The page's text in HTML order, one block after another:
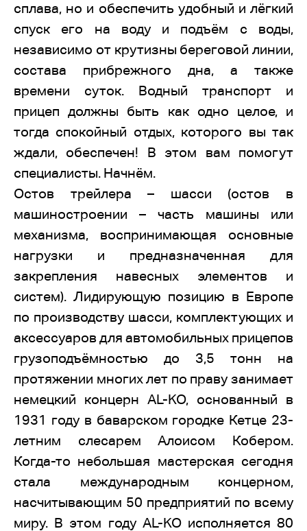
сплава, но и обеспечить удобный и лёгкий
спуск его на воду и подъём с воды,
независимо от крутизны береговой линии,
состава прибрежного дна, а также
времени суток. Водный транспорт и
прицеп должны быть как одно целое, и
тогда спокойный отдых, которого вы так
ждали, обеспечен! В этом вам помогут
специалисты. Начнём.
Остов трейлера – шасси (остов в
машиностроении – часть машины или
механизма, воспринимающая основные
нагрузки и предназначенная для
закрепления навесных элементов и
систем). Лидирующую позицию в Европе
по производству шасси, комплектующих и
аксессуаров для автомобильных прицепов
грузоподъёмностью до 3,5 тонн на
протяжении многих лет по праву занимает
немецкий концерн AL-KO, основанный в
1931 году в баварском городке Кетце 23-
летним слесарем Алоисом Кобером.
Когда-то небольшая мастерская сегодня
стала международным концерном,
насчитывающим 50 предприятий по всему
миру. В этом году AL-KO исполняется 80